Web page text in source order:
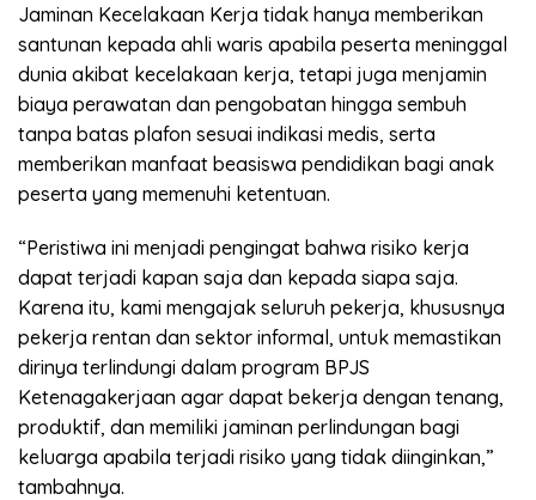
Jaminan Kecelakaan Kerja tidak hanya memberikan
santunan kepada ahli waris apabila peserta meninggal
dunia akibat kecelakaan kerja, tetapi juga menjamin
biaya perawatan dan pengobatan hingga sembuh
tanpa batas plafon sesuai indikasi medis, serta
memberikan manfaat beasiswa pendidikan bagi anak
peserta yang memenuhi ketentuan.
“Peristiwa ini menjadi pengingat bahwa risiko kerja
dapat terjadi kapan saja dan kepada siapa saja.
Karena itu, kami mengajak seluruh pekerja, khususnya
pekerja rentan dan sektor informal, untuk memastikan
dirinya terlindungi dalam program BPJS
Ketenagakerjaan agar dapat bekerja dengan tenang,
produktif, dan memiliki jaminan perlindungan bagi
keluarga apabila terjadi risiko yang tidak diinginkan,”
tambahnya.